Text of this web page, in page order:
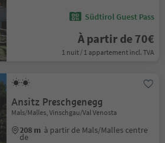
Südtirol Guest Pass
À partir de 70€
1 nuit / 1 appartement incl. TVA
Ansitz Preschgenegg
Mals/Malles, Vinschgau/Val Venosta
208 m à partir de Mals/Malles centre
de